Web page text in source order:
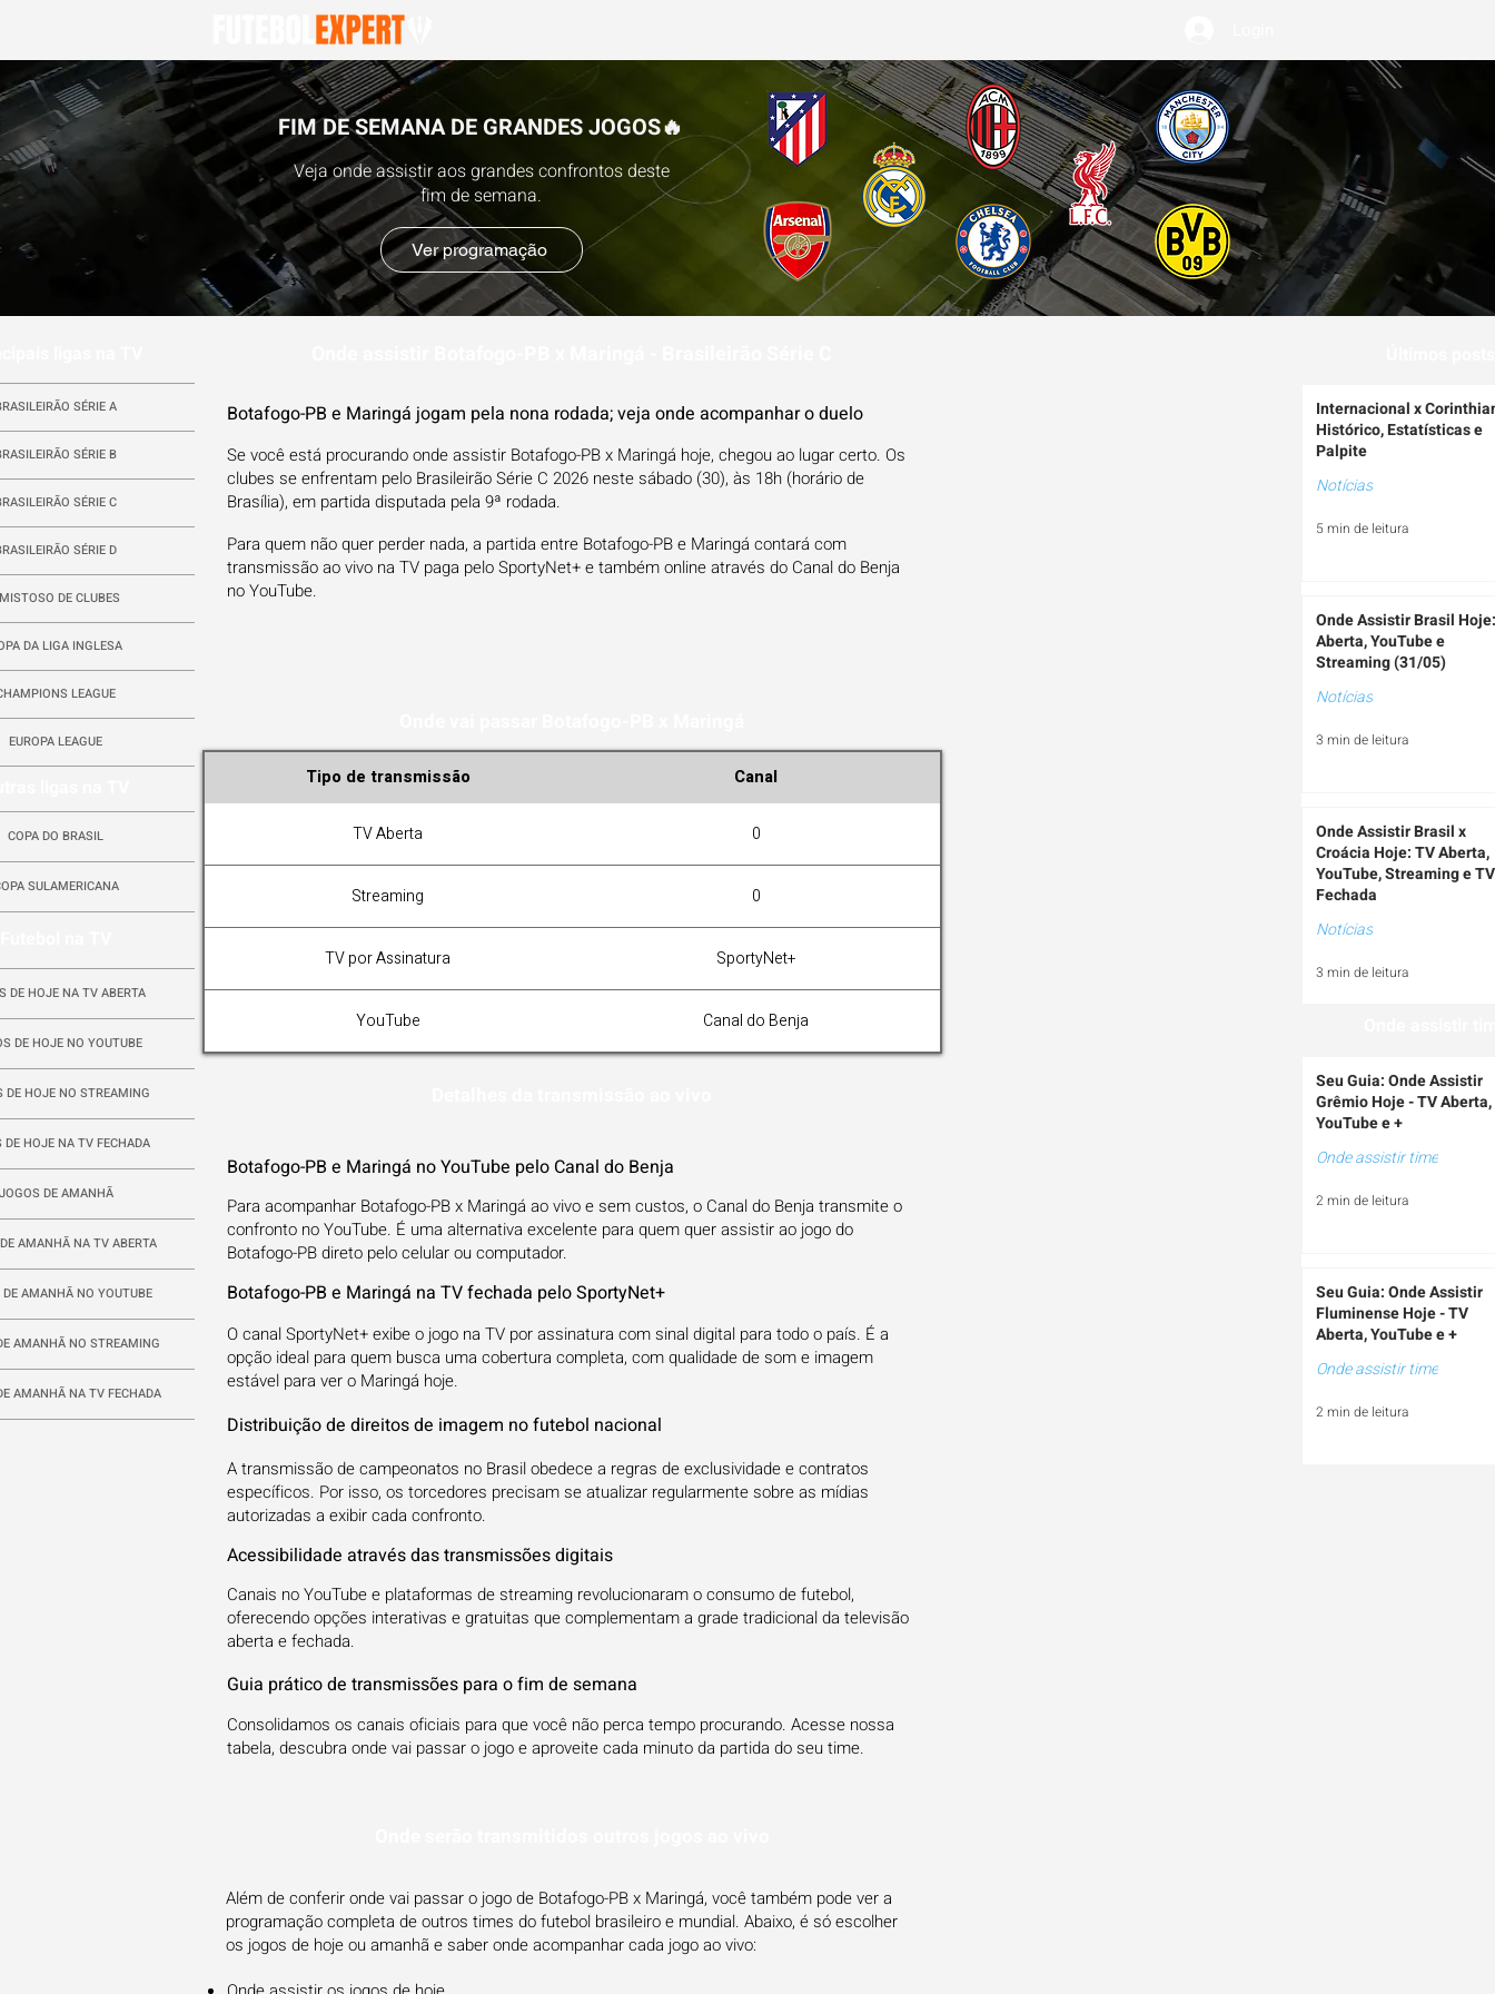
FIM DE SEMANA DE GRANDES JOGOS🔥
Veja onde assistir aos grandes confrontos deste
fim de semana.
Ver programação
SÉRIE A
SÉRIE B
SÉRIE C
SÉRIE D
DE CLUBES
DA LIGA INGLESA
LEAGUE
EUROPA LEAGUE
COPA DO BRASIL
SULAMERICANA
DE HOJE NA TV ABERTA
DE HOJE NO YOUTUBE
DE HOJE NO STREAMING
DE HOJE NA TV FECHADA
DE AMANHÃ
AMANHÃ NA TV ABERTA
AMANHÃ NO YOUTUBE
AMANHÃ NO STREAMING
AMANHÃ NA TV FECHADA
Botafogo-PB e Maringá jogam pela nona rodada; veja onde acompanhar o duelo
Se você está procurando onde assistir Botafogo-PB x Maringá hoje, chegou ao lugar certo. Os
clubes se enfrentam pelo Brasileirão Série C 2026 neste sábado (30), às 18h (horário de
Brasília), em partida disputada pela 9ª rodada.
Para quem não quer perder nada, a partida entre Botafogo-PB e Maringá contará com
transmissão ao vivo na TV paga pelo SportyNet+ e também online através do Canal do Benja
no YouTube.
Tipo de transmissão Canal
TV Aberta 0
Streaming 0
TV por Assinatura SportyNet+
YouTube Canal do Benja
Botafogo-PB e Maringá no YouTube pelo Canal do Benja
Para acompanhar Botafogo-PB x Maringá ao vivo e sem custos, o Canal do Benja transmite o
confronto no YouTube. É uma alternativa excelente para quem quer assistir ao jogo do
Botafogo-PB direto pelo celular ou computador.
Botafogo-PB e Maringá na TV fechada pelo SportyNet+
O canal SportyNet+ exibe o jogo na TV por assinatura com sinal digital para todo o país. É a
opção ideal para quem busca uma cobertura completa, com qualidade de som e imagem
estável para ver o Maringá hoje.
Distribuição de direitos de imagem no futebol nacional
A transmissão de campeonatos no Brasil obedece a regras de exclusividade e contratos
específicos. Por isso, os torcedores precisam se atualizar regularmente sobre as mídias
autorizadas a exibir cada confronto.
Acessibilidade através das transmissões digitais
Canais no YouTube e plataformas de streaming revolucionaram o consumo de futebol,
oferecendo opções interativas e gratuitas que complementam a grade tradicional da televisão
aberta e fechada.
Guia prático de transmissões para o fim de semana
Consolidamos os canais oficiais para que você não perca tempo procurando. Acesse nossa
tabela, descubra onde vai passar o jogo e aproveite cada minuto da partida do seu time.
Internacional x
Histórico, Estatísticas e
Palpite
Notícias
5 min de leitura
Onde Assistir Brasil
Aberta, YouTube e
Streaming (31/05)
Notícias
3 min de leitura
Onde Assistir Brasil x
Croácia Hoje: TV Aberta,
YouTube, Streaming e TV
Fechada
Notícias
3 min de leitura
Seu Guia: Onde Assistir
Grêmio Hoje - TV Aberta,
YouTube e +
Onde assistir time
2 min de leitura
Seu Guia: Onde Assistir
Fluminense Hoje - TV
Aberta, YouTube e +
Onde assistir time
2 min de leitura
Além de conferir onde vai passar o jogo de Botafogo-PB x Maringá, você também pode ver a
programação completa de outros times do futebol brasileiro e mundial. Abaixo, é só escolher
os jogos de hoje ou amanhã e saber onde acompanhar cada jogo ao vivo: